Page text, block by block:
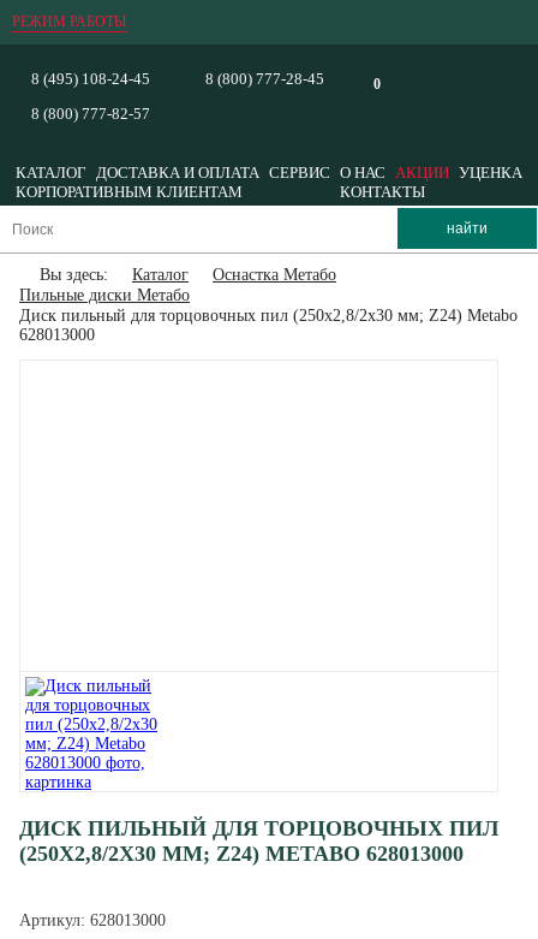
РЕЖИМ РАБОТЫ
0
8 (495) 108-24-45
8 (800) 777-82-57
8 (800) 777-28-45
КАТАЛОГ ДОСТАВКА И ОПЛАТА СЕРВИС О НАС АКЦИИ УЦЕНКА
КОРПОРАТИВНЫМ КЛИЕНТАМ
КОНТАКТЫ
Вы здесь: Каталог
Оснастка Метабо
Пильные диски Метабо
Диск пильный для торцовочных пил (250х2,8/2х30 мм; Z24) Metabo
628013000
ДИСК ПИЛЬНЫЙ ДЛЯ ТОРЦОВОЧНЫХ ПИЛ
(250Х2,8/2Х30 ММ; Z24) METABO 628013000
Артикул: 628013000